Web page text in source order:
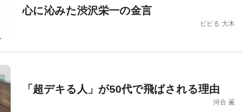
心に沁みた渋沢栄一の金言
ビビる 大木
「超デキる人」が50代で飛ばされる理由
河合 薫